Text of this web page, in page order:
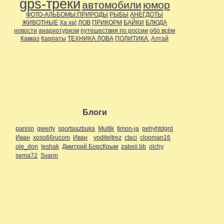
gps-треки автомобили юмор
ФОТО-АЛЬБОМЫ:ПРИРОДЫ РЫБЫ АНЕГДОТЫ
ЖИВОТНЫЕ Ха ха! ЛОВ ПРИКОРМ БАЙКИ БЛЮДА
новости анархотуризм путешествия по россии обо всём
Кавказ Карпаты ТЕХНИКА ЛОВА ПОЛИТИКА. Алтай
Блоги
panisn qwerty sportaazbuka Multik timon-ja pehyhtdgrd
Иван xoso66rucom Иван voditeltrez ctaci clopman16
ole_don leshak Дмитрий БорсКрым zabeii bb olchy
sema72 Svann